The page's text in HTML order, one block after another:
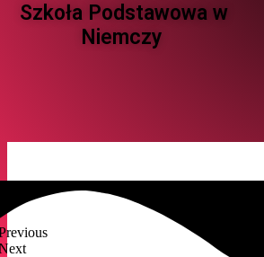
Szkoła Podstawowa w
Niemczy ​